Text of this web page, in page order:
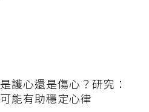
護心還是傷心？研究：
能有助穩定心律